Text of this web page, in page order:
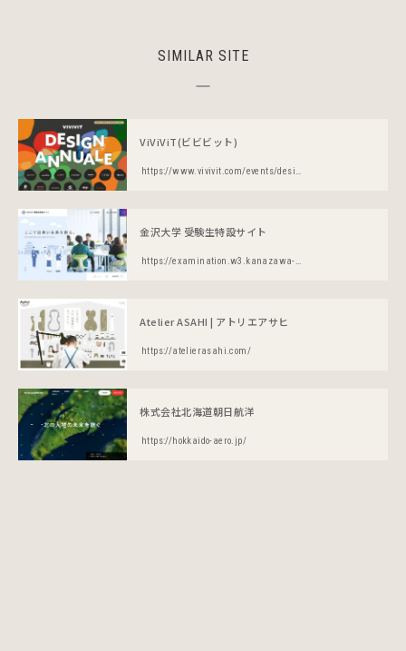
SIMILAR SITE
ViViViT(ビビビット)
https://www.vivivit.com/events/design-annuale/2022
金沢大学 受験生特設サイト
https://examination.w3.kanazawa-u.ac.jp/
Atelier ASAHI | アトリエアサヒ
https://atelierasahi.com/
株式会社北海道朝日航洋
https://hokkaido-aero.jp/